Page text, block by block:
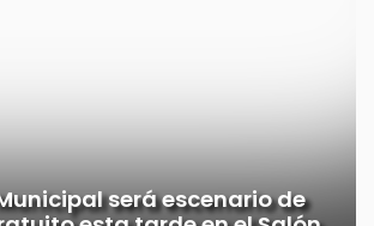
será escenario de